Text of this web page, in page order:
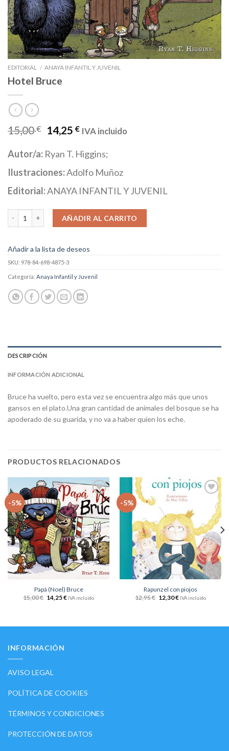
EDITORIAL / ANAYA INFANTIL Y JUVENIL
Hotel Bruce
15,00€ 14,25€ IVA incluido
Autor/a: Ryan T. Higgins;
Ilustraciones:Adolfo Muñoz
Editorial:ANAYA INFANTIL Y JUVENIL
Hotel Bruce cantidad
AÑADIR AL CARRITO
Añadir a la lista de deseos
SKU: 978-84-698-4875-3
Categoría: Anaya Infantil y Juvenil
DESCRIPCIÓN
INFORMACIÓN ADICIONAL
Bruce ha vuelto, pero esta vez se encuentra algo más que unos
gansos en el plato.Una gran cantidad de animales del bosque se ha
apoderado de su guarida, y no va a haber quien los eche.
PRODUCTOS RELACIONADOS
-5%
Añadir
a la
lista
de
deseos
Papá (Noel) Bruce
15,00€ 14,25€ IVA incluido
-5%
lista
de
deseos
Rapunzel con piojos
12,95€ 12,30€ IVA incluido
INFORMACIÓN
AVISO LEGAL
POLÍTICA DE COOKIES
TÉRMINOS Y CONDICIONES
PROTECCIÓN DE DATOS